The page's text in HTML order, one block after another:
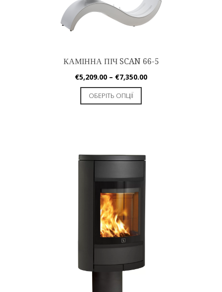
КАМІННА ПІЧ SCAN 66-5
€5,209.00 – €7,350.00
ОБЕРІТЬ ОПЦІЇ